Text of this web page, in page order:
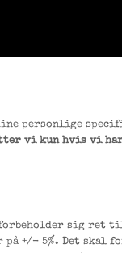
personlige
vi kun hvis vi
sig ret
på +/- 5%. Det